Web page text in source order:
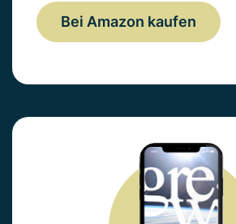
Bei Amazon kaufen